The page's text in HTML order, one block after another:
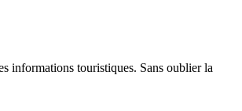
informations touristiques. Sans oublier la